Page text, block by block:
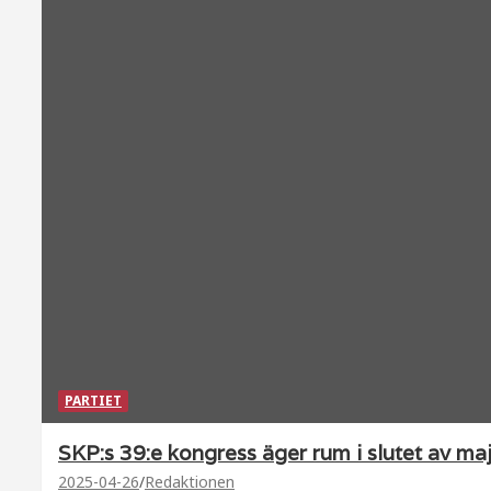
PARTIET
SKP:s 39:e kongress äger rum i slutet av maj
2025-04-26 Redaktionen